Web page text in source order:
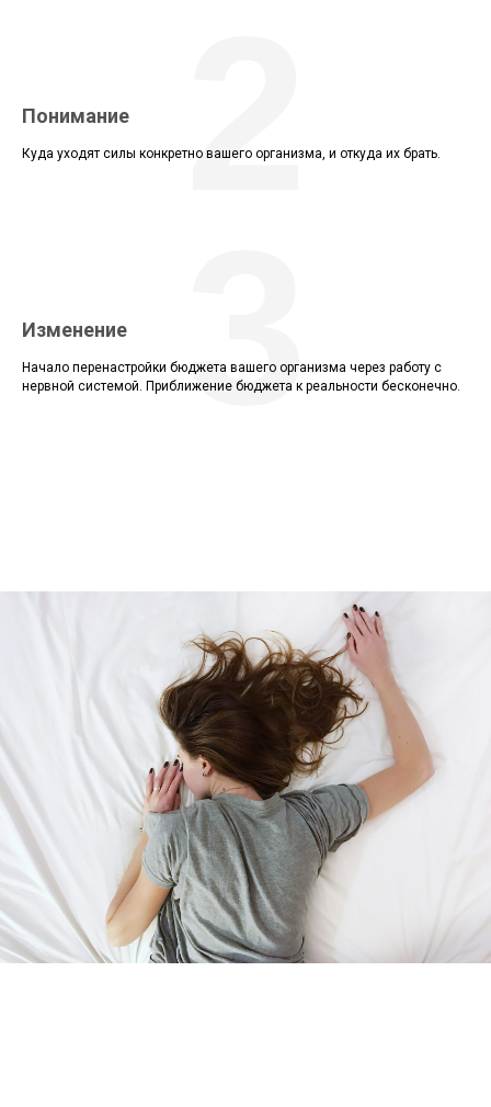
Понимание
Куда уходят силы конкретно вашего организма, и откуда их брать.
2
Изменение
Начало перенастройки бюджета вашего организма через работу с
нервной системой. Приближение бюджета к реальности бесконечно.
3